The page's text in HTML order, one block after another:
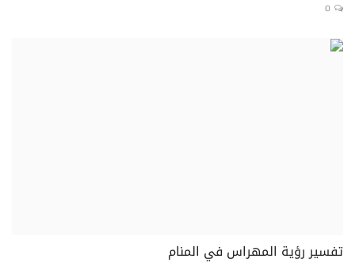
0
تفسير رؤية المهراس في المنام